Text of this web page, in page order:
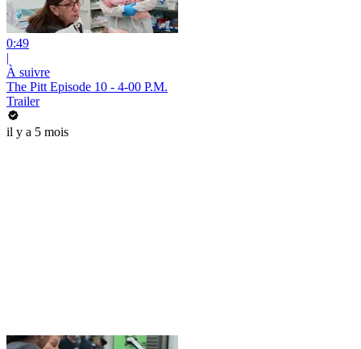
0:49
|
À suivre
The Pitt Episode 10 - 4-00 P.M.
Trailer
il y a 5 mois